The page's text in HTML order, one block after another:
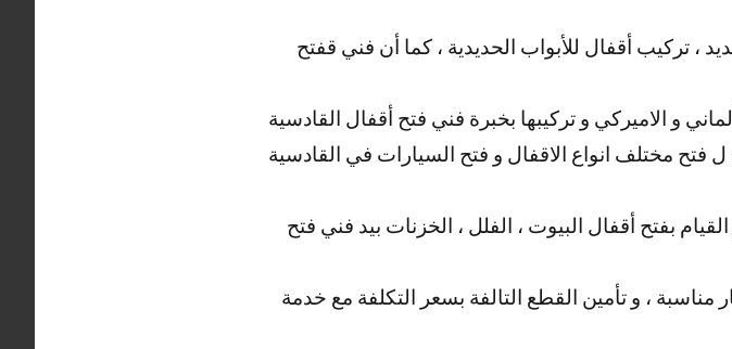
، تركيب أقفال للأبواب الحديدية ، كما أن فني قفتح
و الاميركي و تركيبها بخبرة فني فتح أقفال القادسية
ل فتح مختلف انواع الاقفال و فتح السيارات في القادسية
بفتح أقفال البيوت ، الفلل ، الخزنات بيد فني فتح
، و تأمين القطع التالفة بسعر التكلفة مع خدمة